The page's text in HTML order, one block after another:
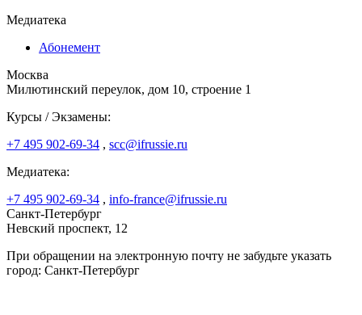
Медиатека
Абонемент
Москва
Милютинский переулок, дом 10, строение 1
Курсы / Экзамены:
+7 495 902-69-34 , scc@ifrussie.ru
Медиатека:
+7 495 902-69-34 , info-france@ifrussie.ru
Санкт-Петербург
Невский проспект, 12
При обращении на электронную почту не забудьте указать
город: Санкт-Петербург